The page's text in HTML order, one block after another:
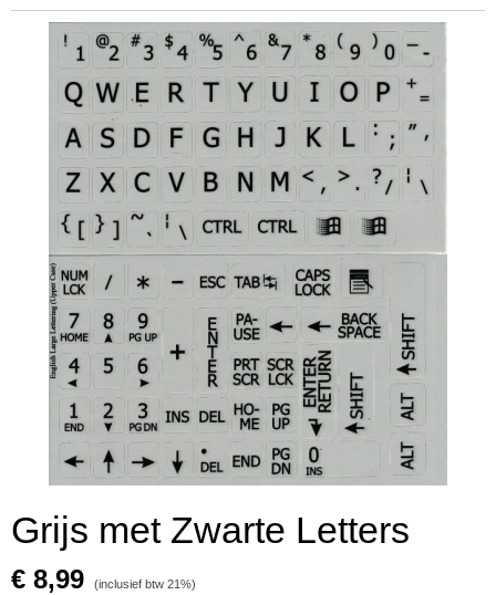
Grijs met Zwarte Letters
€ 8,99 (inclusief btw 21%)